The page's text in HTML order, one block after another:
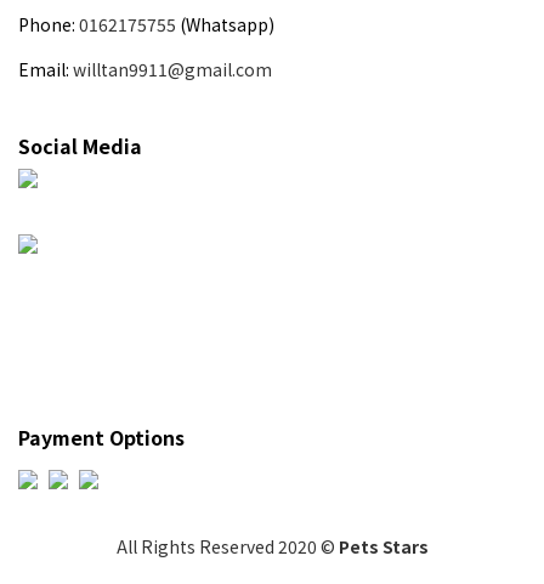
Phone: 0162175755 (Whatsapp)
Email: willtan9911@gmail.com
Social Media
Payment Options
All Rights Reserved 2020 © Pets Stars